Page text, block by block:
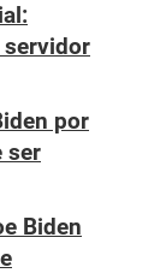
servidor
por
ser
Biden